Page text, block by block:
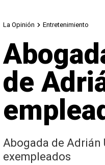
La Opinión Entretenimiento
de
Abogada de Adrián
exempleados